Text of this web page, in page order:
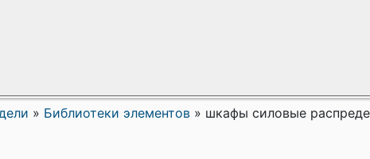
» Библиотеки элементов » шкафы силовые